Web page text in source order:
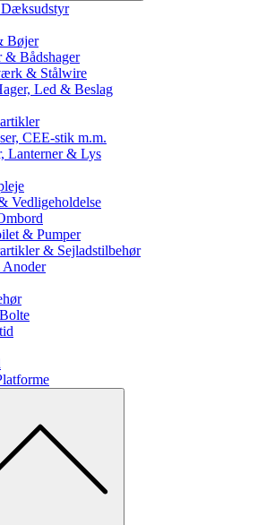
Bøjer
& Bådshager
& Stålwire
Led & Beslag
CEE-stik m.m.
Lanterner & Lys
Vedligeholdelse
& Pumper
& Sejladstilbehør